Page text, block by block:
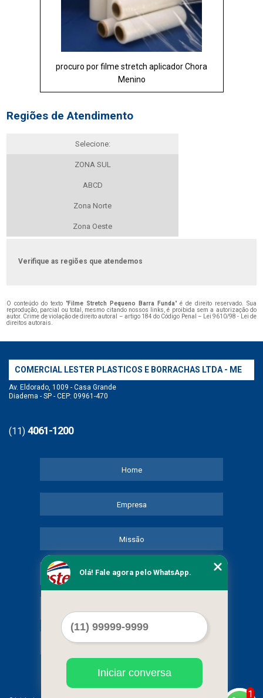
procuro por filme stretch aplicador Chora
Menino
Regiões de Atendimento
Selecione:
ZONA SUL
ABCD
Zona Norte
Zona Oeste
Verifique as regiões que atendemos
O conteúdo do texto "Filme Stretch Pequeno Barra Funda" é de direito reservado. Sua
reprodução, parcial ou total, mesmo citando nossos links, é proibida sem a autorização do
autor. Crime de violação de direito autoral – artigo 184 do Código Penal – Lei 9610/98 - Lei de
direitos autorais.
COMERCIAL LESTER PLASTICOS E BORRACHAS LTDA - ME
Av. Eldorado, 1009 - Casa Grande
Diadema - SP - CEP: 09961-470
(11) 4061-1200
Home
Empresa
Missão
Serviços
Mapa do site
1
Olá! Fale agora pelo WhatsApp.
Iniciar conversa